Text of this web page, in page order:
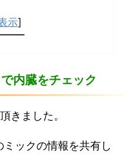
示]
内臓をチェック
きました。
ックの情報を共有し